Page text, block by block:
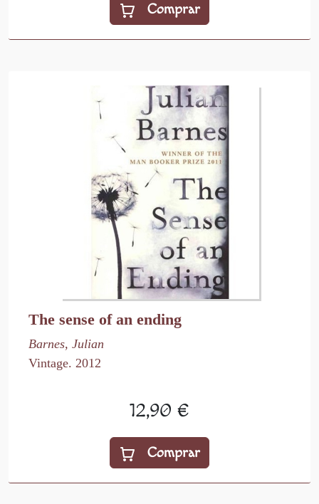
Comprar
The sense of an ending
Barnes, Julian
Vintage. 2012
12,90 €
Comprar